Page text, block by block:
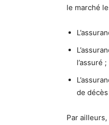
le marché
l’assuré ;
de
Par